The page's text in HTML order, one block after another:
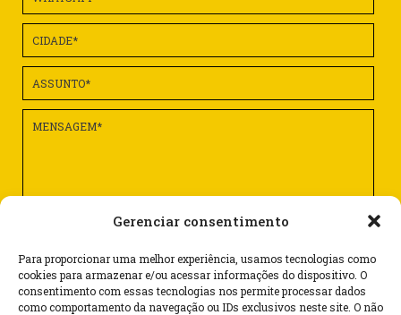
Gerenciar consentimento
Para proporcionar uma melhor experiência, usamos tecnologias como
cookies para armazenar e/ou acessar informações do dispositivo. O
consentimento com essas tecnologias nos permite processar dados
como comportamento da navegação ou IDs exclusivos neste site. O não